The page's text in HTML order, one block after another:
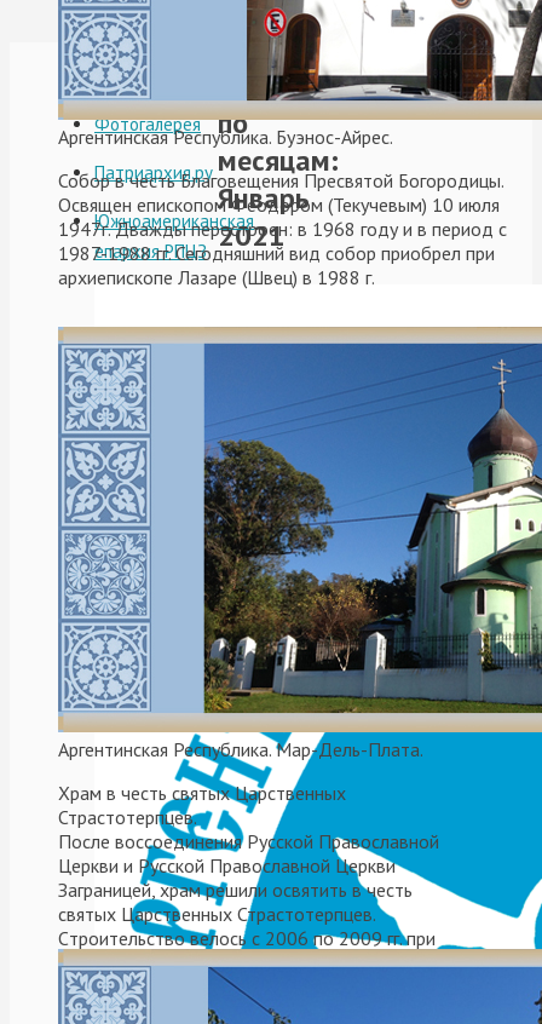
Аргентинская Республика. Буэнос-Айрес.
Собор в честь Благовещения Пресвятой Богородицы.
Освящен епископом Феодором (Текучевым) 10 июля
1947г. Дважды перестроен: в 1968 году и в период с
1987-1988 гг. Сегодняшний вид собор приобрел при
архиепископе Лазаре (Швец) в 1988 г.
Аргентинская Республика. Мар-Дель-Плата.
Храм в честь святых Царственных
Страстотерпцев.
После воссоединения Русской Православной
Церкви и Русской Православной Церкви
Заграницей, храм решили освятить в честь
святых Царственных Страстотерпцев.
Cтроительствo велось с 2006 по 2009 гг. при
митрополите Платоне (Удовенко).
Архивы
по
месяцам:
Январь
2021
Поздравление
епископа
Аргентинского
Леонида
Святейшему
Патриарху
Кириллу
с
годовщиной
интронизации
Видео
Фотогалерея
Патриархия.ру
Южноамериканская
епархия РПЦЗ